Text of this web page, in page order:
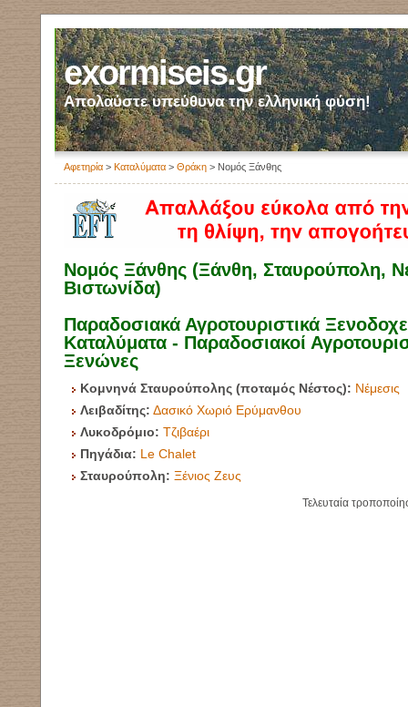
exormiseis.gr
Απολαύστε υπεύθυνα την ελληνική φύση!
Αφετηρία > Καταλύματα > Θράκη > Νομός Ξάνθης
Νομός Ξάνθης (Ξάνθη, Σταυρούπολη,
Βιστωνίδα)
Παραδοσιακά Αγροτουριστικά
Καταλύματα - Παραδοσιακοί
Ξενώνες
Κομνηνά Σταυρούπολης (ποταμός Νέστος): Νέμεσις
Λειβαδίτης: Δασικό Χωριό Ερύμανθου
Λυκοδρόμιο: Τζιβαέρι
Πηγάδια: Le Chalet
Σταυρούπολη: Ξένιος Ζευς
Τελευταία